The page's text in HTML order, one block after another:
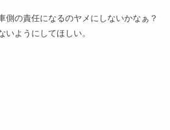
の責任になるのヤメにしないかなぁ？
ようにしてほしい。